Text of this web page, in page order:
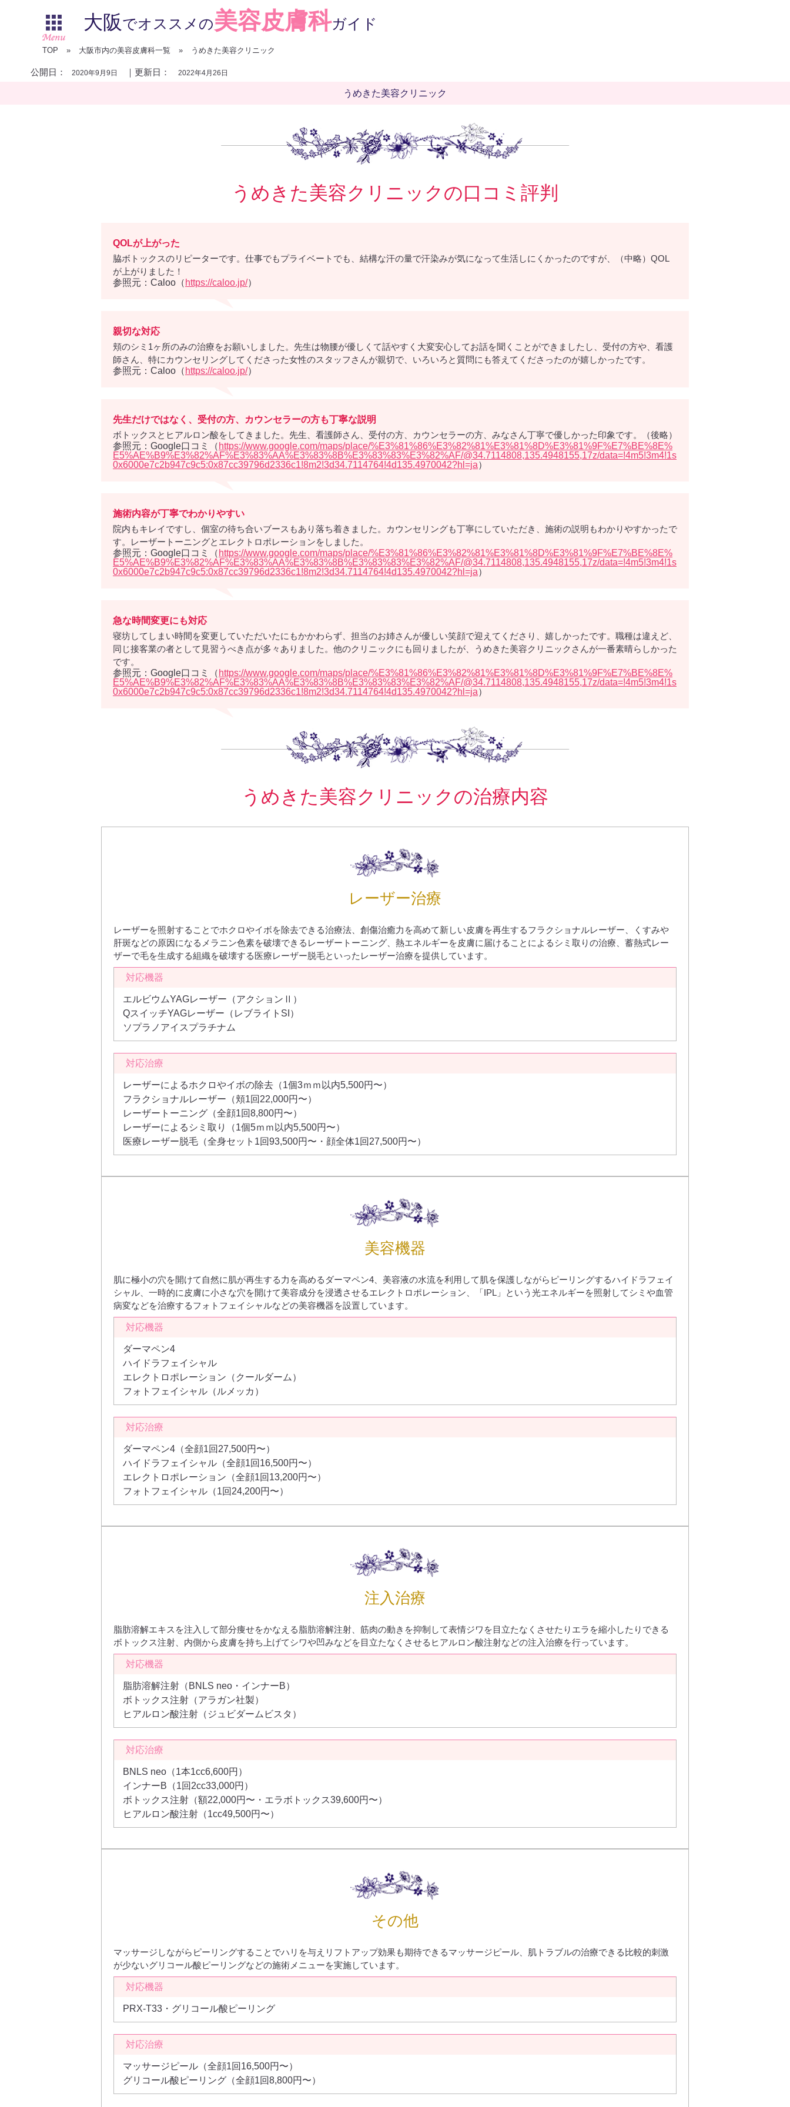
大阪でオススメの美容皮膚科ガイド
TOP » 大阪市内の美容皮膚科一覧 » うめきた美容クリニック
公開日： 2020年9月9日 ｜更新日： 2022年4月26日
うめきた美容クリニック
うめきた美容クリニックの口コミ評判
QOLが上がった
脇ボトックスのリピーターです。仕事でもプライベートでも、結構な汗の量で汗染みが気になって生活しにくかったのですが、（中略）QOL
が上がりました！
参照元：Caloo（ https://caloo.jp/）
親切な対応
頬のシミ1ヶ所のみの治療をお願いしました。先生は物腰が優しくて話やすく大変安心してお話を聞くことができましたし、受付の方や、看護
師さん、特にカウンセリングしてくださった女性のスタッフさんが親切で、いろいろと質問にも答えてくださったのが嬉しかったです。
参照元：Caloo（ https://caloo.jp/）
先生だけではなく、受付の方、カウンセラーの方も丁寧な説明
ボトックスとヒアルロン酸をしてきました。先生、看護師さん、受付の方、カウンセラーの方、みなさん丁寧で優しかった印象です。（後略）
参照元：Google口コミ（ https://www.google.com/maps/place/%E3%81%86%E3%82%81%E3%81%8D%E3%81%9F%E7%BE%8E%
E5%AE%B9%E3%82%AF%E3%83%AA%E3%83%8B%E3%83%83%E3%82%AF/@34.7114808,135.4948155,17z/data=!4m5!3m4!1s
0x6000e7c2b947c9c5:0x87cc39796d2336c1!8m2!3d34.7114764!4d135.4970042?hl=ja）
施術内容が丁寧でわかりやすい
院内もキレイですし、個室の待ち合いブースもあり落ち着きました。カウンセリングも丁寧にしていただき、施術の説明もわかりやすかったで
す。レーザートーニングとエレクトロポレーションをしました。
参照元：Google口コミ（ https://www.google.com/maps/place/%E3%81%86%E3%82%81%E3%81%8D%E3%81%9F%E7%BE%8E%
E5%AE%B9%E3%82%AF%E3%83%AA%E3%83%8B%E3%83%83%E3%82%AF/@34.7114808,135.4948155,17z/data=!4m5!3m4!1s
0x6000e7c2b947c9c5:0x87cc39796d2336c1!8m2!3d34.7114764!4d135.4970042?hl=ja）
急な時間変更にも対応
寝坊してしまい時間を変更していただいたにもかかわらず、担当のお姉さんが優しい笑顔で迎えてくださり、嬉しかったです。職種は違えど、
同じ接客業の者として見習うべき点が多々ありました。他のクリニックにも回りましたが、うめきた美容クリニックさんが一番素晴らしかった
です。
参照元：Google口コミ（ https://www.google.com/maps/place/%E3%81%86%E3%82%81%E3%81%8D%E3%81%9F%E7%BE%8E%
E5%AE%B9%E3%82%AF%E3%83%AA%E3%83%8B%E3%83%83%E3%82%AF/@34.7114808,135.4948155,17z/data=!4m5!3m4!1s
0x6000e7c2b947c9c5:0x87cc39796d2336c1!8m2!3d34.7114764!4d135.4970042?hl=ja）
うめきた美容クリニックの治療内容
レーザー治療
レーザーを照射することでホクロやイボを除去できる治療法、創傷治癒力を高めて新しい皮膚を再生するフラクショナルレーザー、くすみや
肝斑などの原因になるメラニン色素を破壊できるレーザートーニング、熱エネルギーを皮膚に届けることによるシミ取りの治療、蓄熱式レー
ザーで毛を生成する組織を破壊する医療レーザー脱毛といったレーザー治療を提供しています。
対応機器
エルビウムYAGレーザー（アクションⅡ）
QスイッチYAGレーザー（レブライトSI）
ソプラノアイスプラチナム
対応治療
レーザーによるホクロやイボの除去（1個3ｍｍ以内5,500円〜）
フラクショナルレーザー（頬1回22,000円〜）
レーザートーニング（全顔1回8,800円〜）
レーザーによるシミ取り（1個5ｍｍ以内5,500円〜）
医療レーザー脱毛（全身セット1回93,500円〜・顔全体1回27,500円〜）
美容機器
肌に極小の穴を開けて自然に肌が再生する力を高めるダーマペン4、美容液の水流を利用して肌を保護しながらピーリングするハイドラフェイ
シャル、一時的に皮膚に小さな穴を開けて美容成分を浸透させるエレクトロポレーション、「IPL」という光エネルギーを照射してシミや血管
病変などを治療するフォトフェイシャルなどの美容機器を設置しています。
対応機器
ダーマペン4
ハイドラフェイシャル
エレクトロポレーション（クールダーム）
フォトフェイシャル（ルメッカ）
対応治療
ダーマペン4（全顔1回27,500円〜）
ハイドラフェイシャル（全顔1回16,500円〜）
エレクトロポレーション（全顔1回13,200円〜）
フォトフェイシャル（1回24,200円〜）
注入治療
脂肪溶解エキスを注入して部分痩せをかなえる脂肪溶解注射、筋肉の動きを抑制して表情ジワを目立たなくさせたりエラを縮小したりできる
ボトックス注射、内側から皮膚を持ち上げてシワや凹みなどを目立たなくさせるヒアルロン酸注射などの注入治療を行っています。
対応機器
脂肪溶解注射（BNLS neo・インナーB）
ボトックス注射（アラガン社製）
ヒアルロン酸注射（ジュビダームビスタ）
対応治療
BNLS neo（1本1cc6,600円）
インナーB（1回2cc33,000円）
ボトックス注射（額22,000円〜・エラボトックス39,600円〜）
ヒアルロン酸注射（1cc49,500円〜）
その他
マッサージしながらピーリングすることでハリを与えリフトアップ効果も期待できるマッサージピール、肌トラブルの治療できる比較的刺激
が少ないグリコール酸ピーリングなどの施術メニューを実施しています。
対応機器
PRX-T33・グリコール酸ピーリング
対応治療
マッサージピール（全顔1回16,500円〜）
グリコール酸ピーリング（全顔1回8,800円〜）